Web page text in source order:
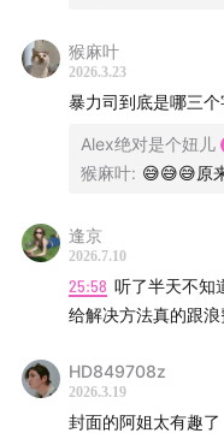
猴麻叶
2026.3.23
暴力司到底是哪三
Alex绝对是个妞儿
猴麻叶: 😅😅😅原
逢京
2026.7.10
25:58 听了半天不知
给解决方法真的跟浪
HD849708z
2026.3.19
封面的阿姐太有趣了